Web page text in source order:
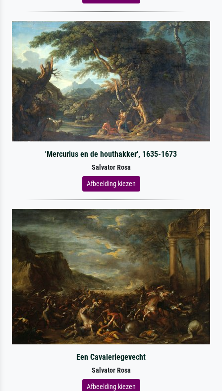
'Mercurius en de houthakker', 1635-1673
Salvator Rosa
Afbeelding kiezen
Een Cavaleriegevecht
Salvator Rosa
Afbeelding kiezen